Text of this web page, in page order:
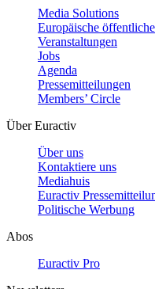
Media Solutions
Europäische
Veranstaltungen
Jobs
Agenda
Pressemitteilungen
Members’ Circle
Über Euractiv
Über uns
Kontaktiere uns
Mediahuis
Euractiv
Politische Werbung
Abos
Euractiv Pro